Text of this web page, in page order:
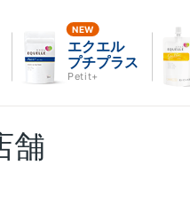
エクエル
プチプラス
Petit+
舗